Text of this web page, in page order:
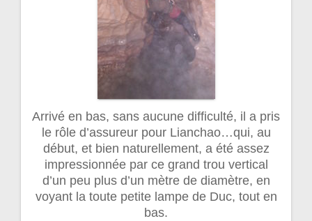
Arrivé en bas, sans aucune difficulté, il a pris
le rôle d’assureur pour Lianchao…qui, au
début, et bien naturellement, a été assez
impressionnée par ce grand trou vertical
d’un peu plus d’un mètre de diamètre, en
voyant la toute petite lampe de Duc, tout en
bas.